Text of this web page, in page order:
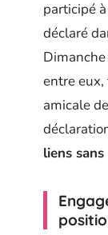
participé
déclaré
Dimanche
entre
amicale
liens